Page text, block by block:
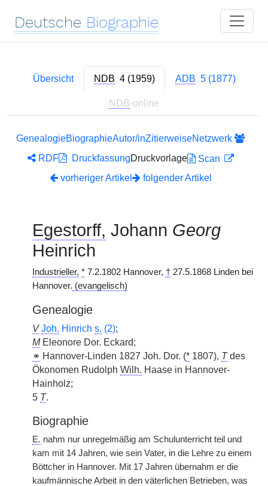
Deutsche Biographie
Übersicht NDB 4 (1959) ADB 5 (1877)
NDB-online
GenealogieBiographieAutor/inZitierweiseNetzwerk
RDF
DruckfassungDruckvorlage
Scan
vorheriger Artikel
folgender Artikel
Egestorff, Johann Georg
Heinrich
Industrieller, * 7.2.1802 Hannover, † 27.5.1868 Linden bei
Hannover. (evangelisch)
Genealogie
V Joh. Hinrich s. (2);
MEleonore Dor. Eckard;
⚭ Hannover-Linden 1827 Joh. Dor. (* 1807), Tdes
Ökonomen Rudolph Wilh. Haase in Hannover-
Hainholz;
5 T.
Biographie
E. nahm nur unregelmäßig am Schulunterricht teil und
kam mit 14 Jahren, wie sein Vater, in die Lehre zu einem
Böttcher in Hannover. Mit 17 Jahren übernahm er die
kaufmännische Arbeit in den väterlichen Betrieben, was